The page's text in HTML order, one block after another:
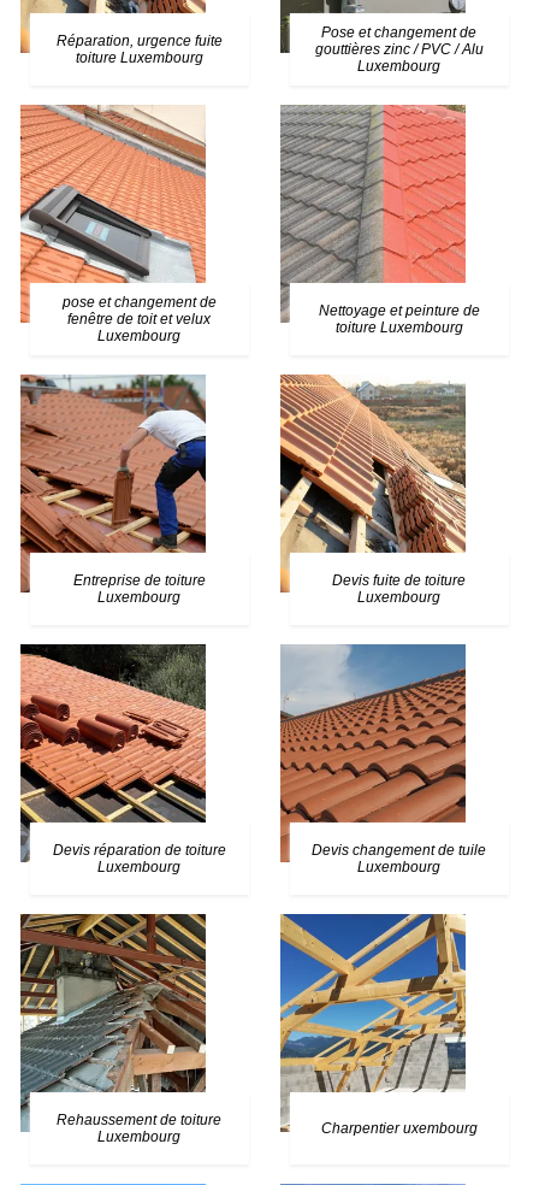
Réparation, urgence fuite
toiture Luxembourg
Pose et changement de
gouttières zinc / PVC / Alu
Luxembourg
pose et changement de
fenêtre de toit et velux
Luxembourg
Nettoyage et peinture de
toiture Luxembourg
Entreprise de toiture
Luxembourg
Devis fuite de toiture
Luxembourg
Devis réparation de toiture
Luxembourg
Devis changement de tuile
Luxembourg
Rehaussement de toiture
Luxembourg
Charpentier uxembourg